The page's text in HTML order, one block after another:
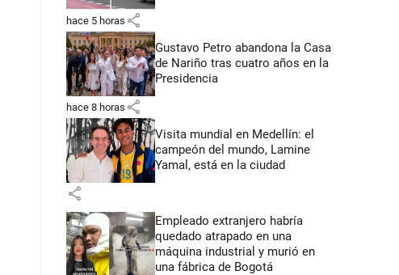
hace 5 horas share
Gustavo Petro abandona la Casa
de Nariño tras cuatro años en la
Presidencia
hace 8 horas share
Visita mundial en Medellín: el
campeón del mundo, Lamine
Yamal, está en la ciudad
share
Empleado extranjero habría
quedado atrapado en una
máquina industrial y murió en
una fábrica de Bogotá